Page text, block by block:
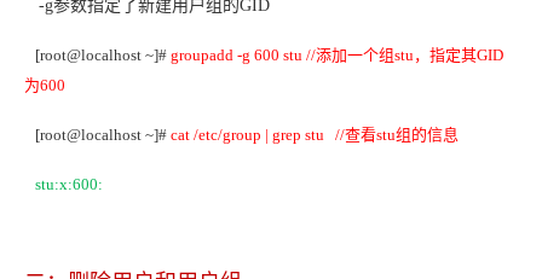
-g参数指定了新建用户组的GID
[root@localhost ~]# groupadd -g 600 stu //添加一个组stu，指定其GID
为600
[root@localhost ~]# cat /etc/group | grep stu //查看stu组的信息
stu:x:600: